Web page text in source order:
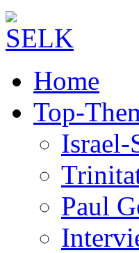
Home
Top-
Israel-
Paul